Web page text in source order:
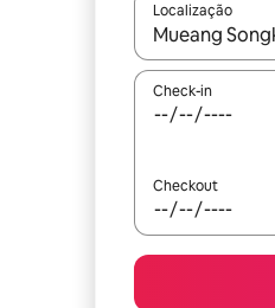
Localização
Quando os
Check-in
Checkout